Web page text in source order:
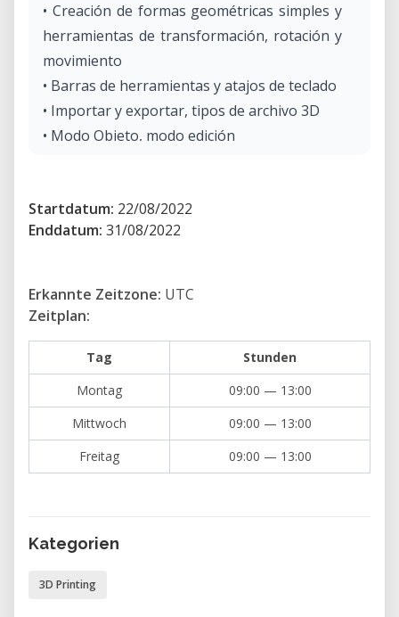
• Creación de formas geométricas simples y
herramientas de transformación, rotación y
movimiento
• Barras de herramientas y atajos de teclado
• Importar y exportar, tipos de archivo 3D
• Modo Objeto, modo edición
• Modificadores
• Booleanos
• Modelado Orgánico
• Métodos y flujos de trabajo
• Introducción a la iluminación
• Modos de renderizado
• Funcionamiento de Eevee e introducción al
renderizado en tiempo real
• Introducción a los materiales
• Introducción a los nodos
• Introducción a la animación 3D
Startdatum: 22/08/2022
Enddatum: 31/08/2022
Erkannte Zeitzone: UTC
Zeitplan:
Tag
Stunden
Montag
09:00 — 13:00
Mittwoch
09:00 — 13:00
Freitag
09:00 — 13:00
Kategorien
3D Printing